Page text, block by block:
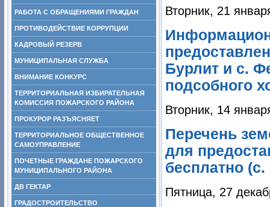
РАБОТА С ОБРАЩЕНИЯМИ ГРАЖДАН
ПРОТИВОДЕЙСТВИЕ КОРРУПЦИИ
КАДРОВЫЙ РЕЗЕРВ
МУНИЦИПАЛЬНАЯ СЛУЖБА
ВНИМАНИЕ КОНКУРС
ТЕРРИТОРИАЛЬНАЯ ИЗБИРАТЕЛЬНАЯ
КОМИССИЯ ПОЖАРСКОГО РАЙОНА
ПРОКУРОР РАЗЪЯСНЯЕТ
ТЕРРИТОРИАЛЬНОЕ ОБЩЕСТВЕННОЕ
САМОУПРАВЛЕНИЕ
ПОЧЕТНЫЕ ГРАЖДАНЕ ПОЖАРСКОГО
МУНИЦИПАЛЬНОГО РАЙОНА
ДВ ГЕКТАР
ГРАДОСТРОИТЕЛЬСТВО
Вторник, 21
Бурлит и с.
подсобного
Вторник, 14
Перечень
для
бесплатно
Пятница, 27